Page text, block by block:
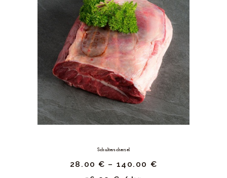
Schulterscherzel
28. 00 € – 140. 00 €